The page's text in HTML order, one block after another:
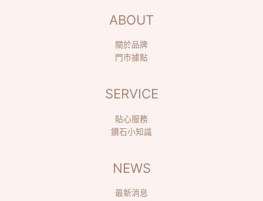
ABOUT
關於品牌
門市據點
SERVICE
貼心服務
鑽石小知識
NEWS
最新消息